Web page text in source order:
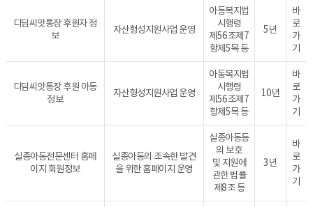
디딤씨앗통장 후원자 정
보
자산형성지원사업 운영
아동복지법
시행령
제56조제7
항제5목 등
5년
바
로
가
기
디딤씨앗통장 후원 아동
정보
자산형성지원사업 운영
아동복지법
시행령
제56조제7
항제5목 등
10년
바
로
가
기
실종아동전문센터 홈페
이지 회원정보
실종아동의 조속한 발견
을 위한 홈페이지 운영
실종아동등
의 보호
및 지원에
관한 법률
제8조 등
3년
바
로
가
기